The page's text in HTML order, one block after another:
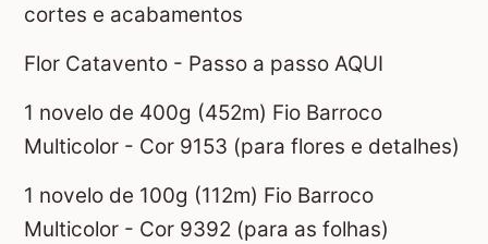
cortes e acabamentos
Flor Catavento - Passo a passo AQUI
1 novelo de 400g (452m) Fio Barroco
Multicolor - Cor 9153 (para flores e detalhes)
1 novelo de 100g (112m) Fio Barroco
Multicolor - Cor 9392 (para as folhas)